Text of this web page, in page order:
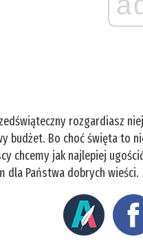
rozgardiasz
budżet. Bo choć święta to
chcemy jak najlepiej
dla Państwa dobrych wieści.